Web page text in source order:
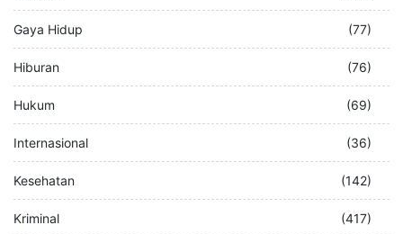
Gaya Hidup (77)
Hiburan (76)
Hukum (69)
Internasional (36)
Kesehatan (142)
Kriminal (417)